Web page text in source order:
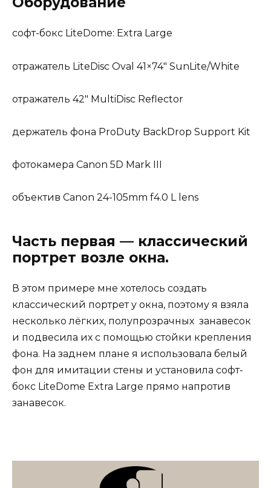
софт-бокс LiteDome: Extra Large
отражатель LiteDisc Oval 41×74″ SunLite/White
отражатель 42″ MultiDisc Reflector
держатель фона ProDuty BackDrop Support Kit
фотокамера Canon 5D Mark III
объектив Canon 24-105mm f4.0 L lens
Часть первая — классический
портрет возле окна.
В этом примере мне хотелось создать
классический портрет у окна, поэтому я взяла
несколько лёгких, полупрозрачных занавесок
и подвесила их с помощью стойки крепления
фона. На заднем плане я использовала белый
фон для имитации стены и установила софт-
бокс LiteDome Extra Large прямо напротив
занавесок.